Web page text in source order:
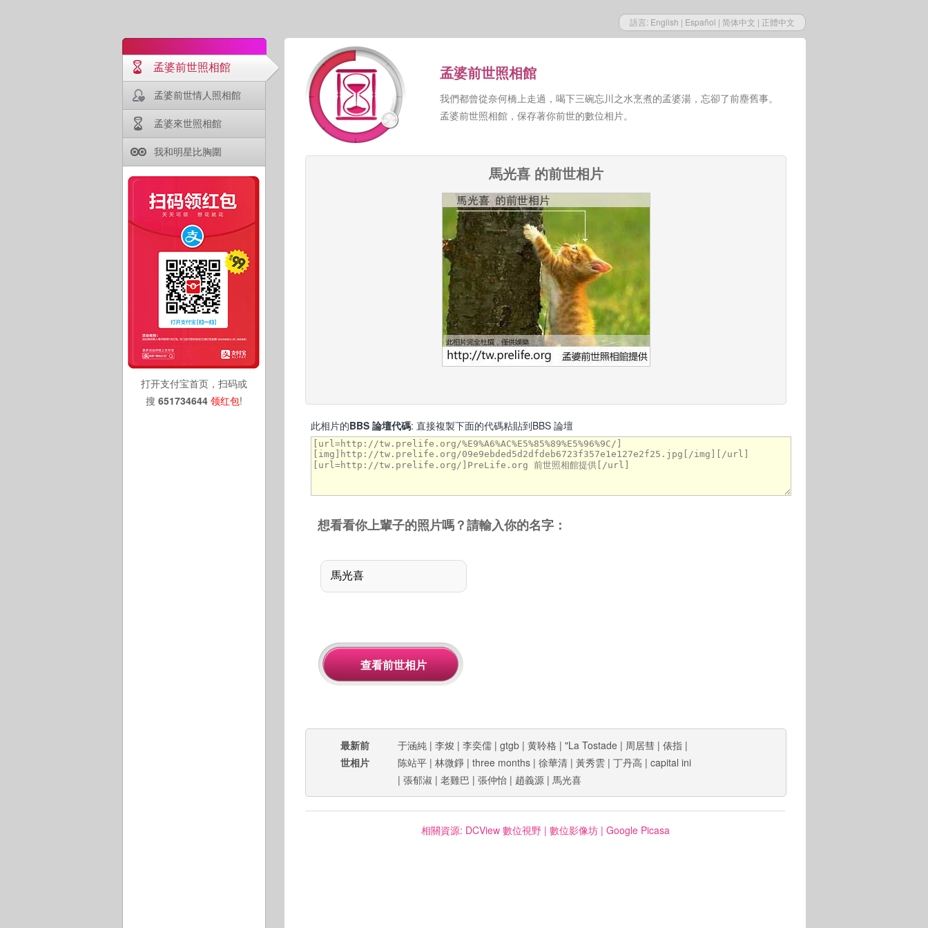
語言: English | Español | 简体中文 | 正體中文
孟婆前世照相館
孟婆前世情人照相館
孟婆來世照相館
我和明星比胸圍
打开支付宝首页，扫码或
搜 651734644 领红包!
孟婆前世照相館
我們都曾從奈何橋上走過，喝下三碗忘川之水烹煮的孟婆湯，忘卻了前塵舊事。
孟婆前世照相館，保存著你前世的數位相片。
馬光喜 的前世相片
此相片的BBS 論壇代碼: 直接複製下面的代碼粘貼到BBS 論壇
想看看你上輩子的照片嗎？請輸入你的名字：
最新前
世相片
于涵純 | 李焌 | 李奕儒 | gtgb | 黄聆格 | "La Tostade | 周居彗 | 俵指 |
陈站平 | 林微錚 | three months | 徐華清 | 黃秀雲 | 丁丹高 | capital ini
| 張郁淑 | 老雞巴 | 張仲怡 | 趙義源 | 馬光喜
相關資源: DCView 數位視野| 數位影像坊| Google Picasa